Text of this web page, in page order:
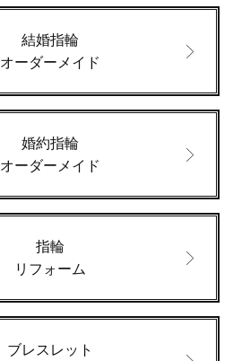
結婚指輪
オーダーメイド
婚約指輪
オーダーメイド
指輪
リフォーム
ブレスレット